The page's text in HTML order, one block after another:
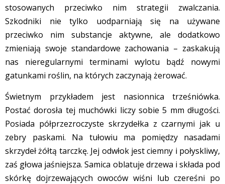
stosowanych przeciwko nim strategii zwalczania.
Szkodniki nie tylko uodparniają się na używane
przeciwko nim substancje aktywne, ale dodatkowo
zmieniają swoje standardowe zachowania – zaskakują
nas nieregularnymi terminami wylotu bądź nowymi
gatunkami roślin, na których zaczynają żerować.
Świetnym przykładem jest nasionnica trześniówka.
Postać dorosła tej muchówki liczy sobie 5 mm długości.
Posiada półprzezroczyste skrzydełka z czarnymi jak u
zebry paskami. Na tułowiu ma pomiędzy nasadami
skrzydeł żółtą tarczkę. Jej odwłok jest ciemny i połyskliwy,
zaś głowa jaśniejsza. Samica oblatuje drzewa i składa pod
skórkę dojrzewających owoców wiśni lub czereśni po